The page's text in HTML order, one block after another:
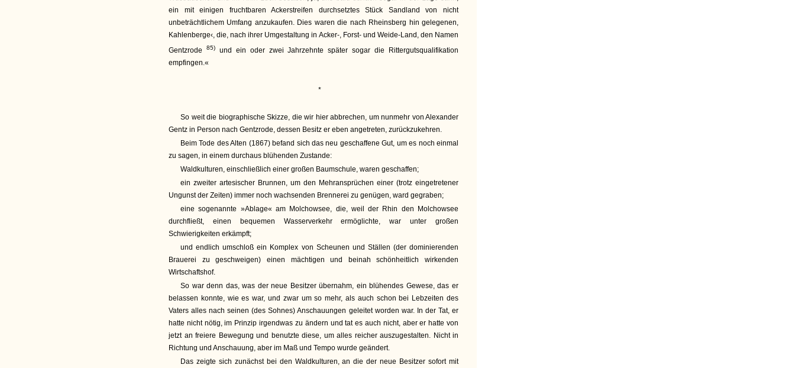
ein mit einigen fruchtbaren Ackerstreifen durchsetztes Stück Sandland von nicht
unbeträchtlichem Umfang anzukaufen. Dies waren die nach Rheinsberg hin gelegenen,
Kahlenberge‹, die, nach ihrer Umgestaltung in Acker-, Forst- und Weide-Land, den Namen
Gentzrode
85)und ein oder zwei Jahrzehnte später sogar die Rittergutsqualifikation
empfingen.«
*
So weit die biographische Skizze, die wir hier abbrechen, um nunmehr von Alexander
Gentz in Person nach Gentzrode, dessen Besitz er eben angetreten, zurückzukehren.
Beim Tode des Alten (1867) befand sich das neu geschaffene Gut, um es noch einmal
zu sagen, in einem durchaus blühenden Zustande:
Waldkulturen, einschließlich einer großen Baumschule, waren geschaffen;
ein zweiter artesischer Brunnen, um den Mehransprüchen einer (trotz eingetretener
Ungunst der Zeiten) immer noch wachsenden Brennerei zu genügen, ward gegraben;
eine sogenannte »Ablage« am Molchowsee, die, weil der Rhin den Molchowsee
durchfließt, einen bequemen Wasserverkehr ermöglichte, war unter großen
Schwierigkeiten erkämpft;
und endlich umschloß ein Komplex von Scheunen und Ställen (der dominierenden
Brauerei zu geschweigen) einen mächtigen und beinah schönheitlich wirkenden
Wirtschaftshof.
So war denn das, was der neue Besitzer übernahm, ein blühendes Gewese, das er
belassen konnte, wie es war, und zwar um so mehr, als auch schon bei Lebzeiten des
Vaters alles nach seinen (des Sohnes) Anschauungen geleitet worden war. In der Tat, er
hatte nicht nötig, im Prinzip irgendwas zu ändern und tat es auch nicht, aber er hatte von
jetzt an freiere Bewegung und benutzte diese, um alles reicher auszugestalten. Nicht in
Richtung und Anschauung, aber im Maß und Tempo wurde geändert.
Das zeigte sich zunächst bei den Waldkulturen, an die der neue Besitzer sofort mit